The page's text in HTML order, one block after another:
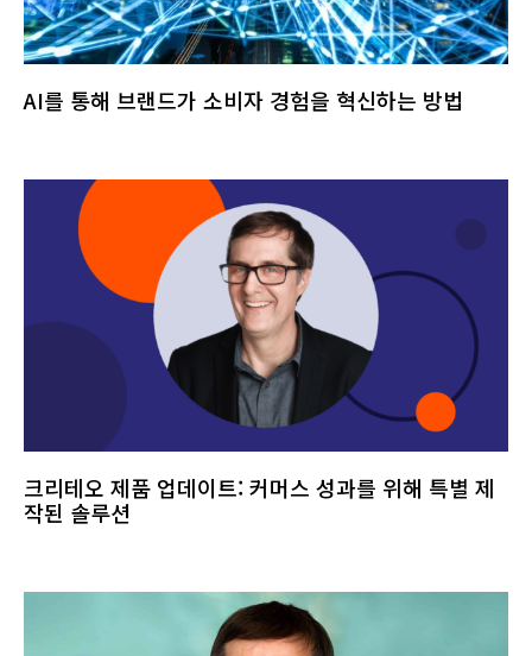
AI를 통해 브랜드가 소비자 경험을 혁신하는 방법
크리테오 제품 업데이트: 커머스 성과를 위해 특별 제
작된 솔루션